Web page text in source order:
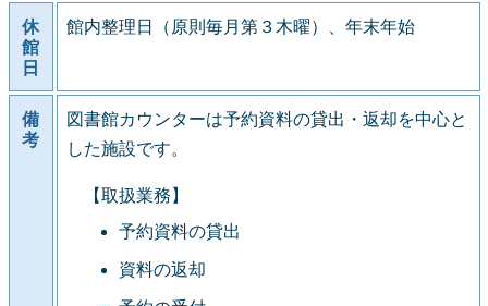
休
館
日
館内整理日（原則毎月第３木曜）、年末年始
備
考
図書館カウンターは予約資料の貸出・返却を中心と
した施設です。
【取扱業務】
予約資料の貸出
資料の返却